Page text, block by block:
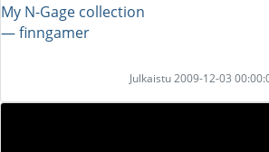
My N-Gage collection
― finngamer
Julkaistu 2009-12-03